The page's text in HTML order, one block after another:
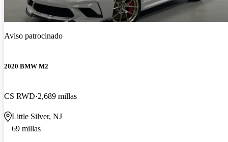
Aviso patrocinado
2020 BMW M2
CS RWD 2,689 millas
Little Silver, NJ
69 millas